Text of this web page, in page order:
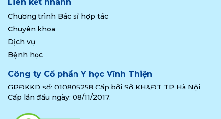
Liên kết nhanh
Chương trình Bác sĩ hợp tác
Chuyên khoa
Dịch vụ
Bệnh học
Công ty Cổ phần Y học Vĩnh Thiện
GPĐKKD số: 010805258 Cấp bởi Sở KH&ĐT TP Hà Nội.
Cấp lần đầu ngày: 08/11/2017.